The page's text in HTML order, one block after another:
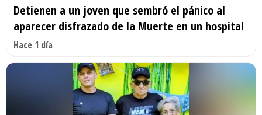
Detienen a un joven que sembró el pánico al
aparecer disfrazado de la Muerte en un hospital
Hace 1 día